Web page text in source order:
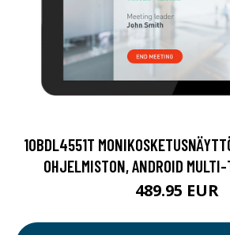
10BDL4551T
OHJELMISTON, ANDROID MULTI-
489.95 EUR